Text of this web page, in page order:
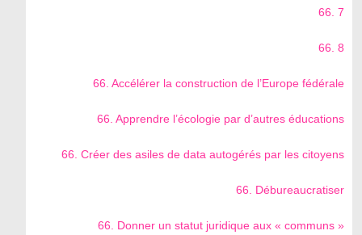
66. 7
66. 8
66. Accélérer la construction de l’Europe fédérale
66. Apprendre l’écologie par d’autres éducations
66. Créer des asiles de data autogérés par les citoyens
66. Débureaucratiser
66. Donner un statut juridique aux « communs »